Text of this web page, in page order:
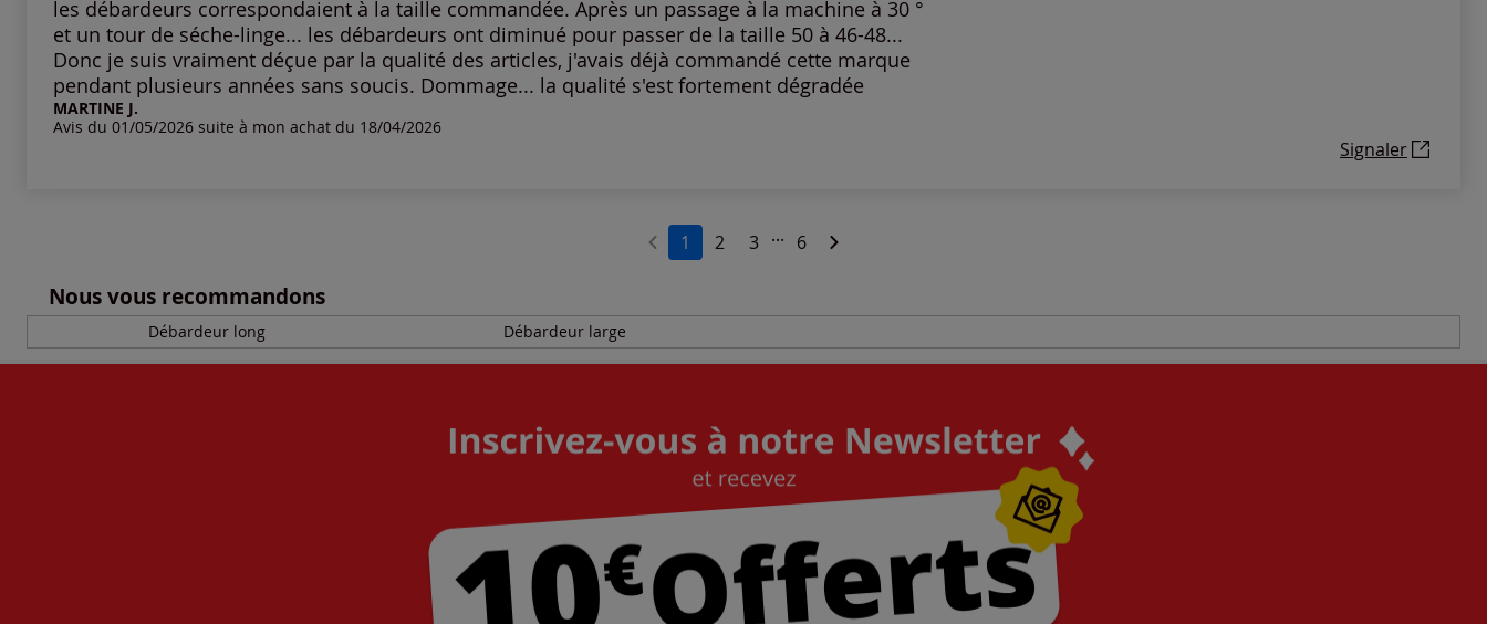
les débardeurs correspondaient à la taille commandée. Après un passage à la machine à 30 °
et un tour de séche-linge... les débardeurs ont diminué pour passer de la taille 50 à 46-48...
Donc je suis vraiment déçue par la qualité des articles, j'avais déjà commandé cette marque
pendant plusieurs années sans soucis. Dommage... la qualité s'est fortement dégradée
MARTINE J.
Avis du 01/05/2026 suite à mon achat du 18/04/2026
Signaler
1 2 3 ... 6
Nous vous recommandons
Débardeur long Débardeur large